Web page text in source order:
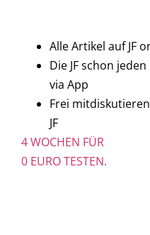
Alle Artikel auf JF
Die JF schon
via App
Frei
JF
4 WOCHEN FÜR
0 EURO TESTEN.